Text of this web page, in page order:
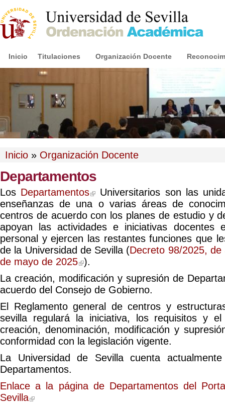
Inicio Titulaciones Organización Docente
Inicio » Organización Docente
Departamentos
Los Departamentos
Universitarios son las
enseñanzas de una o varias áreas de
centros de acuerdo con los planes de estudio y
apoyan las actividades e iniciativas docentes
personal y ejercen las restantes funciones que
de la Universidad de Sevilla (Decreto 98/2025,
de mayo de 2025 ).
La creación, modificación y supresión de
acuerdo del Consejo de Gobierno.
El Reglamento general de centros y
sevilla regulará la iniciativa, los requisitos y
creación, denominación, modificación y
conformidad con la legislación vigente.
La Universidad de Sevilla cuenta
Departamentos.
Enlace a la página de Departamentos del
Sevilla